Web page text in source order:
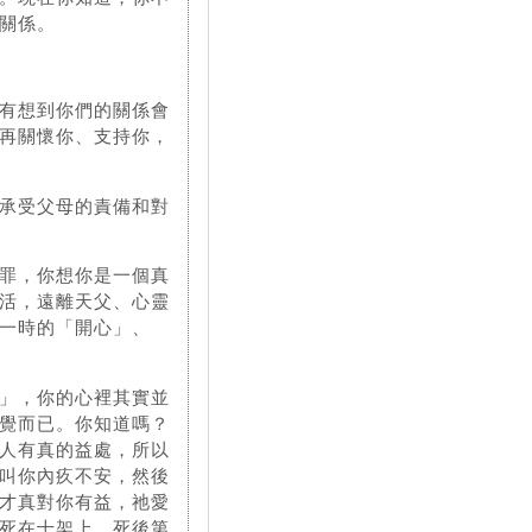
係。
想到你們的關係會
關懷你、支持你，
受父母的責備和對
，你想你是一個真
，遠離天父、心靈
時的「開心」、
，你的心裡其實並
而已。你知道嗎？
有真的益處，所以
你內疚不安，然後
真對你有益，祂愛